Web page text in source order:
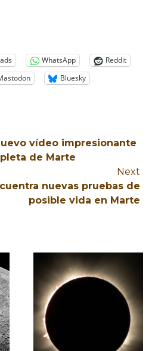
WhatsApp
Reddit
Bluesky
vídeo impresionante
de Marte
Next
nuevas pruebas de
posible vida en Marte